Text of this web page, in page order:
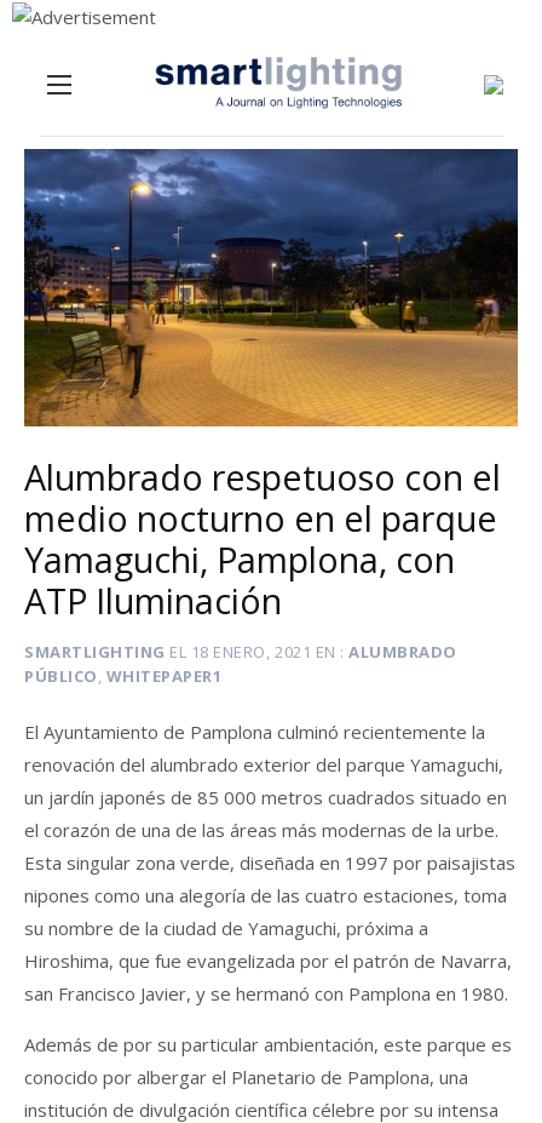
Menu
Alumbrado respetuoso con el
medio nocturno en el parque
Yamaguchi, Pamplona, con
ATP Iluminación
SMARTLIGHTING EL 18 ENERO, 2021 EN
ALUMBRADO
PÚBLICO, WHITEPAPER1
El Ayuntamiento de Pamplona culminó recientemente la
renovación del alumbrado exterior del parque Yamaguchi,
un jardín japonés de 85 000 metros cuadrados situado en
el corazón de una de las áreas más modernas de la urbe.
Esta singular zona verde, diseñada en 1997 por paisajistas
nipones como una alegoría de las cuatro estaciones, toma
su nombre de la ciudad de Yamaguchi, próxima a
Hiroshima, que fue evangelizada por el patrón de Navarra,
san Francisco Javier, y se hermanó con Pamplona en 1980.
Además de por su particular ambientación, este parque es
conocido por albergar el Planetario de Pamplona, una
institución de divulgación científica célebre por su intensa